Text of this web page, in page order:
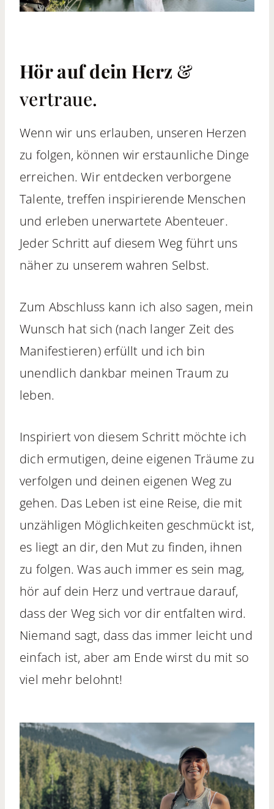
Hör auf dein Herz &
vertraue.
Wenn wir uns erlauben, unseren Herzen
zu folgen, können wir erstaunliche Dinge
erreichen. Wir entdecken verborgene
Talente, treffen inspirierende Menschen
und erleben unerwartete Abenteuer.
Jeder Schritt auf diesem Weg führt uns
näher zu unserem wahren Selbst.
Zum Abschluss kann ich also sagen, mein
Wunsch hat sich (nach langer Zeit des
Manifestieren) erfüllt und ich bin
unendlich dankbar meinen Traum zu
leben.
Inspiriert von diesem Schritt möchte ich
dich ermutigen, deine eigenen Träume zu
verfolgen und deinen eigenen Weg zu
gehen. Das Leben ist eine Reise, die mit
unzähligen Möglichkeiten geschmückt ist,
es liegt an dir, den Mut zu finden, ihnen
zu folgen. Was auch immer es sein mag,
hör auf dein Herz und vertraue darauf,
dass der Weg sich vor dir entfalten wird.
Niemand sagt, dass das immer leicht und
einfach ist, aber am Ende wirst du mit so
viel mehr belohnt!